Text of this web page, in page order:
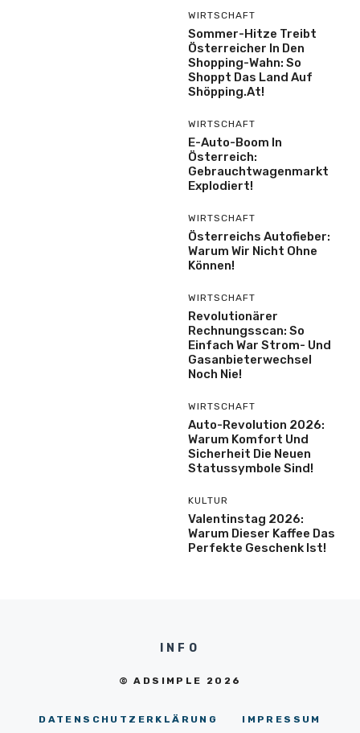
WIRTSCHAFT
Sommer-Hitze Treibt
Österreicher In Den
Shopping-Wahn: So
Shoppt Das Land Auf
Shöpping.at!
WIRTSCHAFT
E-Auto-Boom In
Österreich:
Gebrauchtwagenmarkt
Explodiert!
WIRTSCHAFT
Österreichs Autofieber:
Warum Wir Nicht Ohne
Können!
WIRTSCHAFT
Revolutionärer
Rechnungsscan: So
Einfach War Strom- Und
Gasanbieterwechsel
Noch Nie!
WIRTSCHAFT
Auto-Revolution 2026:
Warum Komfort Und
Sicherheit Die Neuen
Statussymbole Sind!
KULTUR
Valentinstag 2026:
Warum Dieser Kaffee Das
Perfekte Geschenk Ist!
INFO
© ADSIMPLE 2026
DATENSCHUTZERKLÄRUNG IMPRESSUM